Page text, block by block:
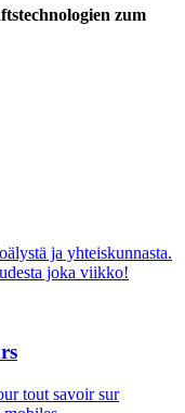
zum
ja yhteiskunnasta.
joka viikko!
tout savoir sur